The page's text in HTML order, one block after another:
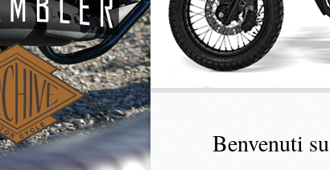
Benvenuti su